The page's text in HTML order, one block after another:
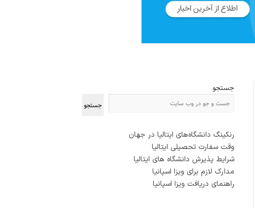
جستجو
جستجو
رنکینگ دانشگاه‌های ایتالیا در جهان
وقت سفارت تحصیلی ایتالیا
شرایط پذیرش دانشگاه های ایتالیا
مدارک لازم برای ویزا اسپانیا
راهنمای دریافت ویزا اسپانیا